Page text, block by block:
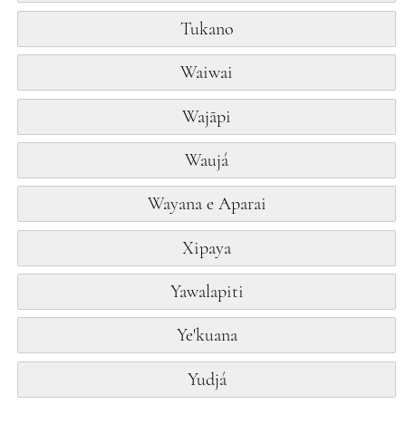
Tukano
Waiwai
Wajãpi
Waujá
Wayana e Aparai
Xipaya
Yawalapiti
Ye'kuana
Yudjá